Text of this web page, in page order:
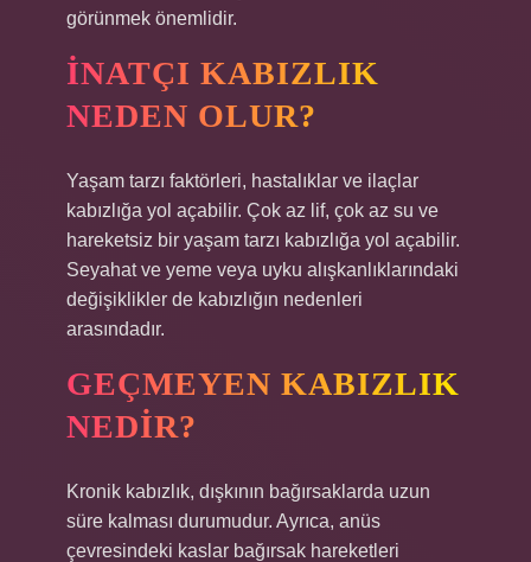
görünmek önemlidir.
İNATÇI KABIZLIK
NEDEN OLUR?
Yaşam tarzı faktörleri, hastalıklar ve ilaçlar
kabızlığa yol açabilir. Çok az lif, çok az su ve
hareketsiz bir yaşam tarzı kabızlığa yol açabilir.
Seyahat ve yeme veya uyku alışkanlıklarındaki
değişiklikler de kabızlığın nedenleri
arasındadır.
GEÇMEYEN KABIZLIK
NEDIR?
Kronik kabızlık, dışkının bağırsaklarda uzun
süre kalması durumudur. Ayrıca, anüs
çevresindeki kaslar bağırsak hareketleri